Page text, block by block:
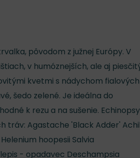
pôvodom z južnej Európy. V
v humóznejších, ale aj
kvetmi s nádychom fialových
šedo zelené. Je ideálna do
k rezu a na sušenie. Echinopsy
Agastache 'Black Adder'
hoopesii Salvia
- opadavec Deschampsia